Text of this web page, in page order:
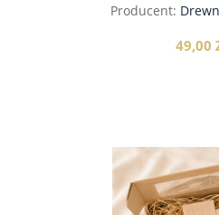
Producent:
49,00
do